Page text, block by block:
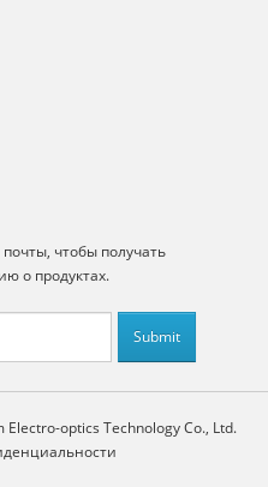
чтобы получать
о продуктах.
optics Technology Co., Ltd.